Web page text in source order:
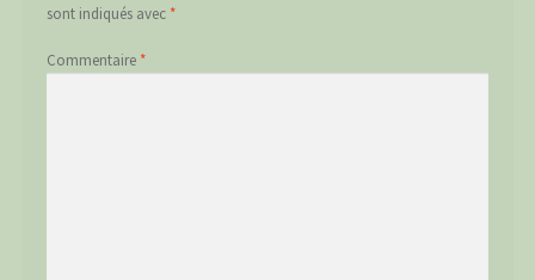
sont indiqués avec *
Commentaire *